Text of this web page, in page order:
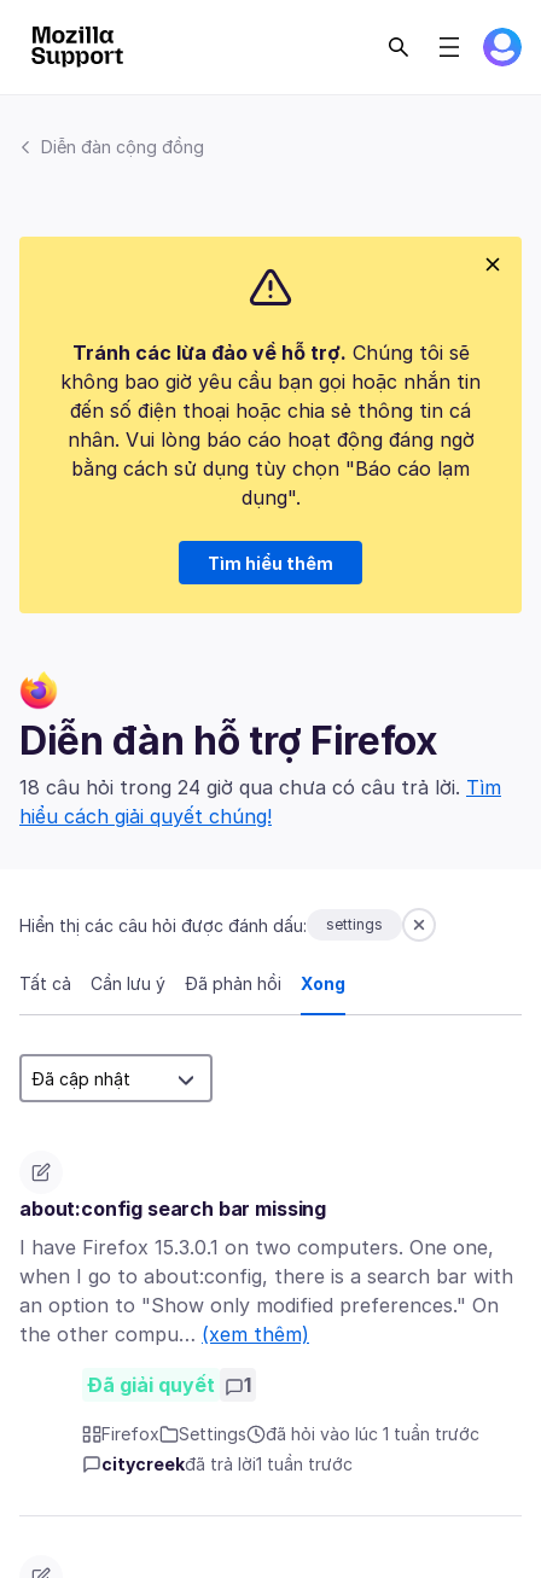
Diễn đàn cộng đồng
Tránh các lừa đảo về hỗ trợ. Chúng tôi sẽ
không bao giờ yêu cầu bạn gọi hoặc nhắn tin
đến số điện thoại hoặc chia sẻ thông tin cá
nhân. Vui lòng báo cáo hoạt động đáng ngờ
bằng cách sử dụng tùy chọn "Báo cáo lạm
dụng".
Tìm hiểu thêm
Diễn đàn hỗ trợ Firefox
18 câu hỏi trong 24 giờ qua chưa có câu trả lời. Tìm
hiểu cách giải quyết chúng!
Hiển thị các câu hỏi được đánh dấu: settings
Tất cả Cần lưu ý Đã phản hồi Xong
about:config search bar missing
I have Firefox 15.3.0.1 on two computers. One one,
when I go to about:config, there is a search bar with
an option to "Show only modified preferences." On
the other compu… (xem thêm)
Đã giải quyết 1
Firefox Settings
đã hỏi vào lúc 1 tuần trước
citycreekđã trả lời1 tuần trước